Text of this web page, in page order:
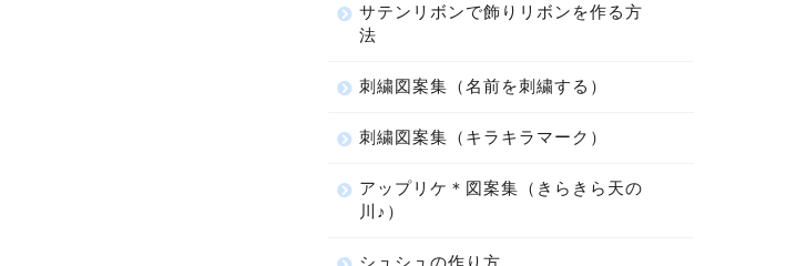
サテンリボンで飾りリボンを作る方
法
刺繍図案集（名前を刺繍する）
刺繍図案集（キラキラマーク）
アップリケ＊図案集（きらきら天の
川♪）